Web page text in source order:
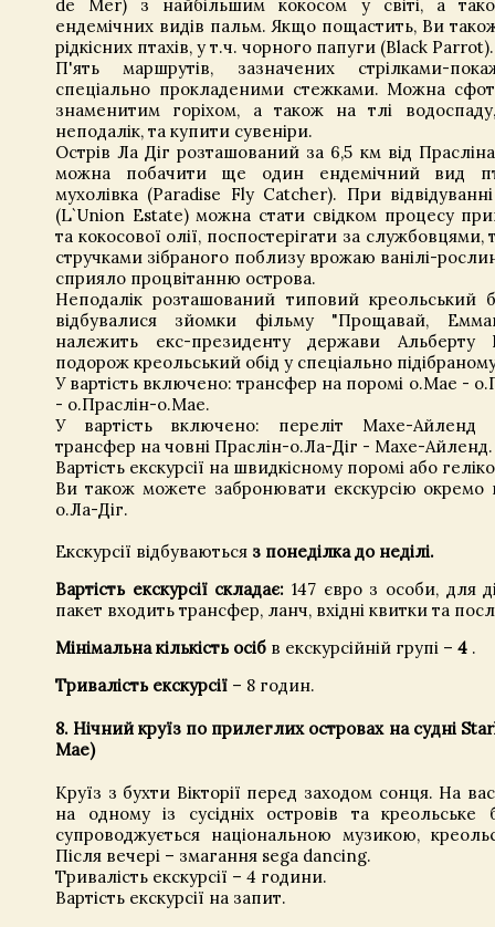
de Mer) з найбільшим кокосом у світі, а
ендемічних видів пальм. Якщо пощастить, Ви
рідкісних птахів, у т.ч. чорного папуги (Black Parrot).
П'ять маршрутів, зазначених стрілками-
спеціально прокладеними стежками. Можна
знаменитим горіхом, а також на тлі
неподалік, та купити сувеніри.
Острів Ла Діг розташований за 6,5 км від
можна побачити ще один ендемічний вид
мухолівка (Paradise Fly Catcher). При
(L`Union Estate) можна стати свідком процесу
та кокосової олії, поспостерігати за
стручками зібраного поблизу врожаю ванілі-
сприяло процвітанню острова.
Неподалік розташований типовий креольський
відбувалися зйомки фільму "Прощавай,
належить екс-президенту держави Альберту
подорож креольський обід у спеціально
У вартість включено: трансфер на поромі о.Мае -
- о.Праслін-о.Мае.
У вартість включено: переліт Махе-
трансфер на човні Праслін-о.Ла-Діг - Махе-Айленд.
Вартість екскурсії на швидкісному поромі або
Ви також можете забронювати екскурсію окремо
о.Ла-Діг.
Екскурсії відбуваються з понеділка до неділі.
Вартість екскурсії складає: 147 євро з особи, для
пакет входить трансфер, ланч, вхідні квитки та
Мінімальна кількість осіб в екскурсійній групі – 4 .
Тривалість екскурсії – 8 годин.
8. Нічний круїз по прилеглих островах на судні
Мае)
Круїз з бухти Вікторії перед заходом сонця. На
на одному із сусідніх островів та креольське
супроводжується національною музикою,
Після вечері – змагання sega dancing.
Тривалість екскурсії – 4 години.
Вартість екскурсії на запит.